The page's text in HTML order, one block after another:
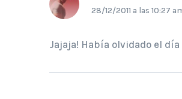
28/12/2011 a las 10:27
Jajaja! Había olvidado el día